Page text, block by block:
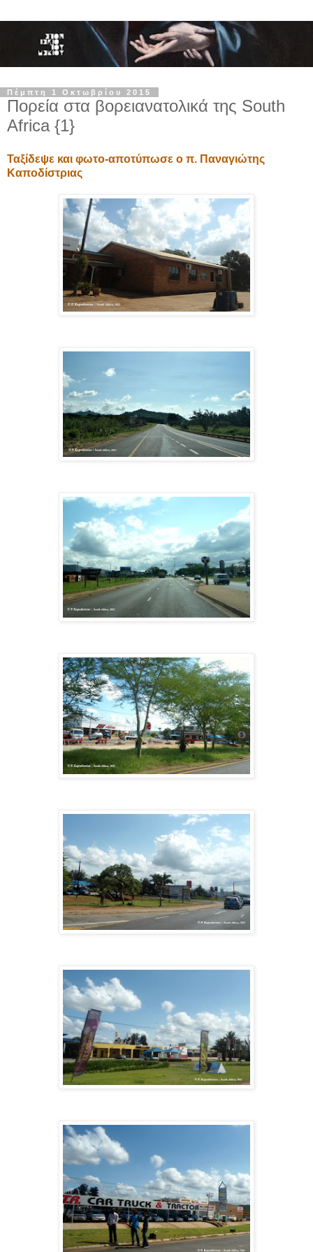
Πέμπτη 1 Οκτωβρίου 2015
Πορεία στα βορειανατολικά της South
Africa {1}
Ταξίδεψε και φωτο-αποτύπωσε ο π. Παναγιώτης
Καποδίστριας